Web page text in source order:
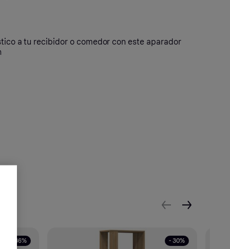
a tu recibidor o comedor con este aparador
- 36% - 30%